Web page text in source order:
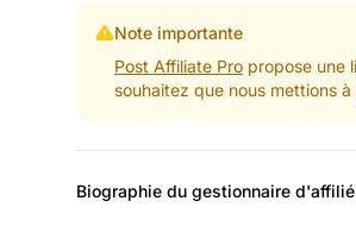
Note importante
Post Affiliate Propropose une
souhaitez que nous mettions
Biographie du gestionnaire